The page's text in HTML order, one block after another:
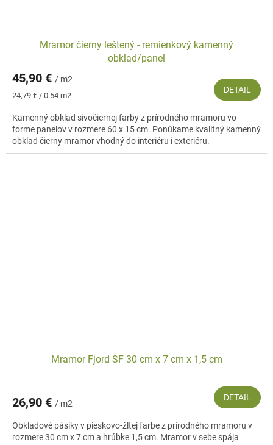
Mramor čierny leštený - remienkový kamenný
obklad/panel
45,90 € / m2
Jednotková
24,79 € / 0.54 m2
DETAIL
Kamenný obklad sivočiernej farby z prírodného mramoru vo
forme panelov v rozmere 60 x 15 cm. Ponúkame kvalitný kamenný
obklad čierny mramor vhodný do interiéru i exteriéru.
Mramor Fjord SF 30 cm x 7 cm x 1,5 cm
26,90 € / m2
DETAIL
Obkladové pásiky v pieskovo-žltej farbe z prírodného mramoru v
rozmere 30 cm x 7 cm a hrúbke 1,5 cm. Mramor v sebe spája